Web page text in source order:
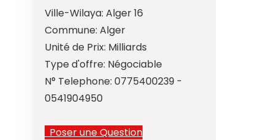
Ville-Wilaya: Alger 16
Commune: Alger
Unité de Prix: Milliards
Type d'offre: Négociable
N° Telephone: 0775400239 -
0541904950
Poser une Question